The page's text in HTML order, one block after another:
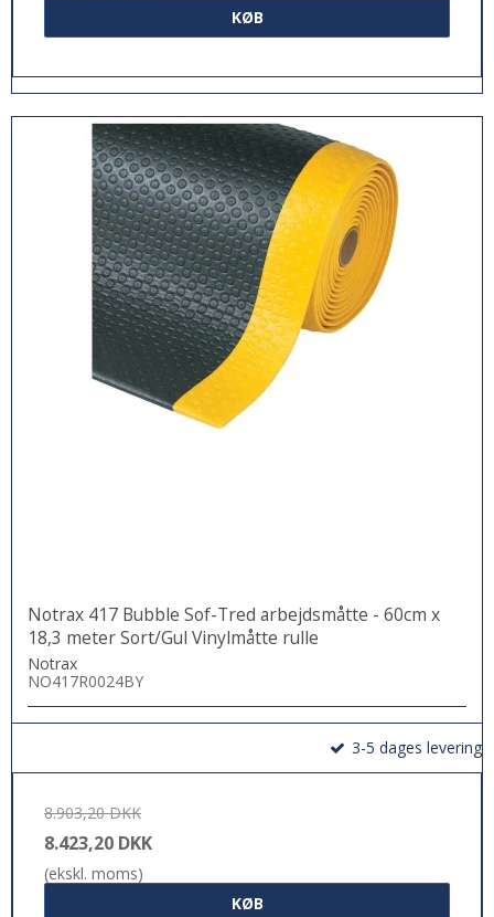
KØB
Notrax 417 Bubble Sof-Tred arbejdsmåtte - 60cm x
18,3 meter Sort/Gul Vinylmåtte rulle
Notrax
NO417R0024BY
3-5 dages levering
8.903,20 DKK
8.423,20 DKK
(ekskl. moms)
KØB